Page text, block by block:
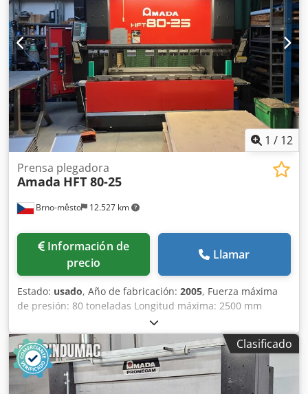
1 / 12
Brno-město 12.527 km
Prensa plegadora
Amada HFT 80-25
Información de
precio
Llamar
Estado: usado, Año de fabricación: 2005, Fuerza máxima
de presión: 80 toneladas Longitud máxima: 2500 mm
Carrera: 200 mm Crsdpfx Aozdf D Uepyef Peso de la
máquina: 5750 kg
Clasificado